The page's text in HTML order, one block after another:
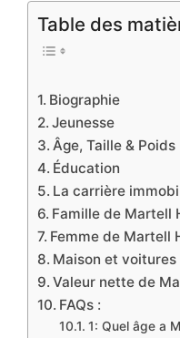
Table des
Biographie
Jeunesse
Âge, Taille & Poids
Éducation
La carrière
Famille de Martell
Femme de Martell
Maison et
Valeur nette de
FAQs :
1: Quel âge a